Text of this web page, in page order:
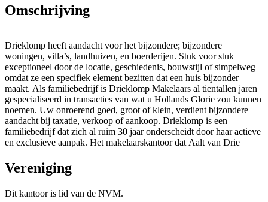
Omschrijving
Drieklomp heeft aandacht voor het bijzondere; bijzondere
woningen, villa’s, landhuizen, en boerderijen. Stuk voor stuk
exceptioneel door de locatie, geschiedenis, bouwstijl of simpelweg
omdat ze een specifiek element bezitten dat een huis bijzonder
maakt. Als familiebedrijf is Drieklomp Makelaars al tientallen jaren
gespecialiseerd in transacties van wat u Hollands Glorie zou kunnen
noemen. Uw onroerend goed, groot of klein, verdient bijzondere
aandacht bij taxatie, verkoop of aankoop. Drieklomp is een
familiebedrijf dat zich al ruim 30 jaar onderscheidt door haar actieve
en exclusieve aanpak. Het makelaarskantoor dat Aalt van Drie
oprichtte (inmiddels gevestigd in het prachtige Huize Zandbergen) is
later door hun zonen overgenomen. Huib en Ed waren de eerste die
nam zoon Jan het agrarische deel over en samen met broer Ariën
Vereniging
Dit kantoor is lid van de NVM.